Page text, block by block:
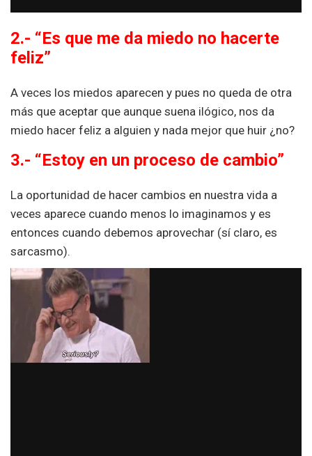
2.- “Es que me da miedo no hacerte
feliz”
A veces los miedos aparecen y pues no queda de otra
más que aceptar que aunque suena ilógico, nos da
miedo hacer feliz a alguien y nada mejor que huir ¿no?
3.- “Estoy en un proceso de cambio”
La oportunidad de hacer cambios en nuestra vida a
veces aparece cuando menos lo imaginamos y es
entonces cuando debemos aprovechar (sí claro, es
sarcasmo).